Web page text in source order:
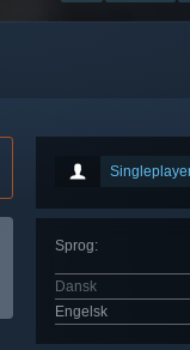
Sprog:
Dansk
Engelsk